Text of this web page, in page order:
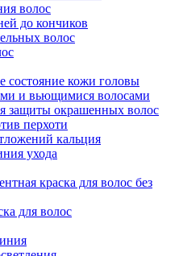
волос
до кончиков
волос
состояние кожи головы
и вьющимися волосами
защиты окрашенных волос
перхоти
кальция
ухода
краска для волос без
для волос